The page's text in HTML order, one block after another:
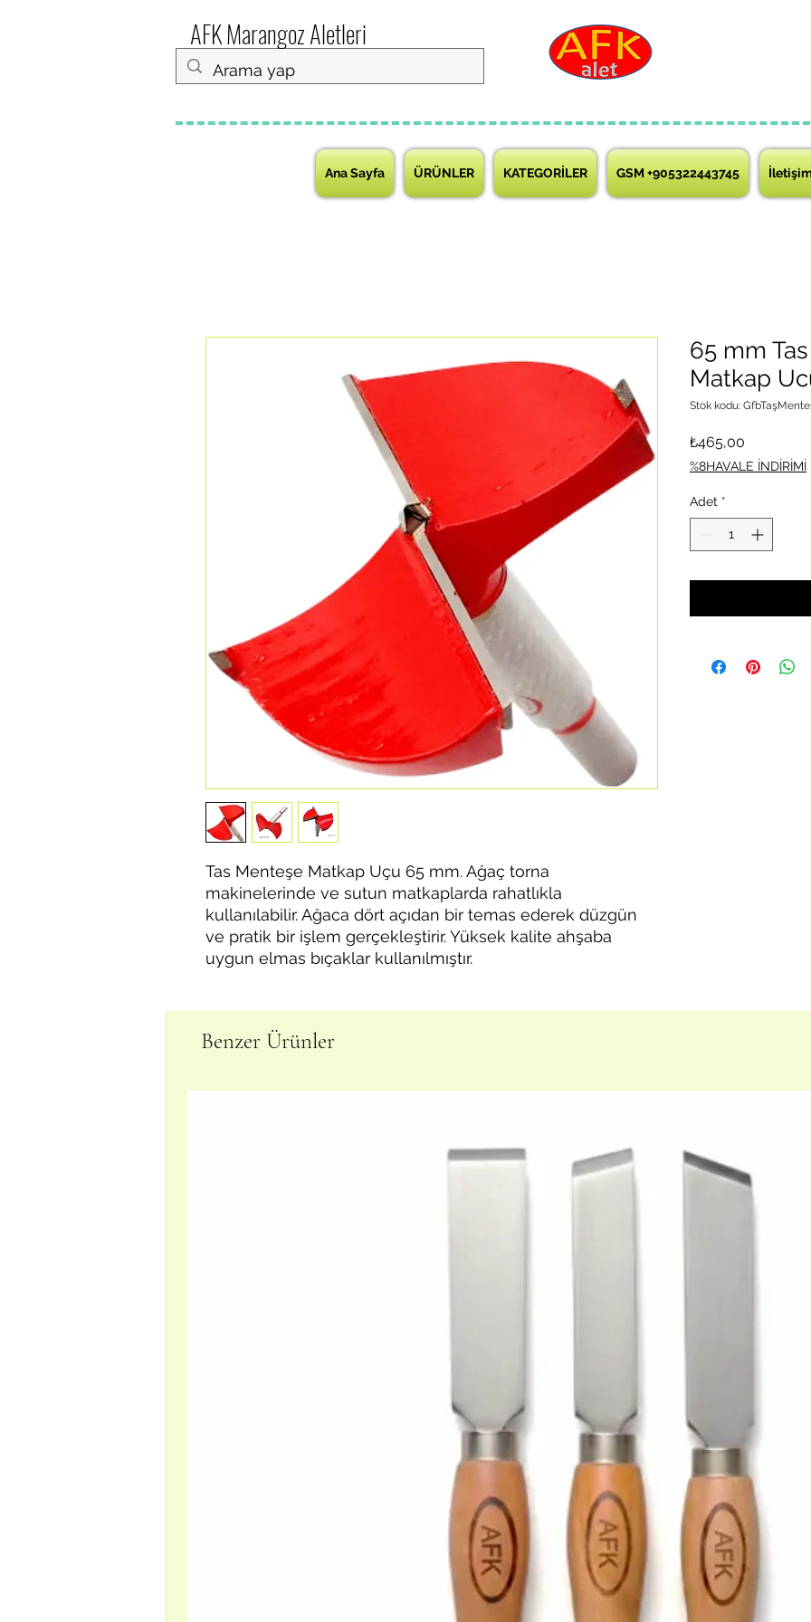
AFK Marangoz Aletleri
Ana Sayfa ÜRÜNLER KATEGORİLER GSM +905322443745
Tas Menteşe Matkap Uçu 65 mm. Ağaç torna
makinelerinde ve sutun matkaplarda rahatlıkla
kullanılabilir. Ağaca dört açıdan bir temas ederek düzgün
ve pratik bir işlem gerçekleştirir. Yüksek kalite ahşaba
uygun elmas bıçaklar kullanılmıştır.
65 mm
Matkap
Stok kodu:
₺465,00
%8HAVALE İNDİRİMİ
Adet *
Benzer Ürünler